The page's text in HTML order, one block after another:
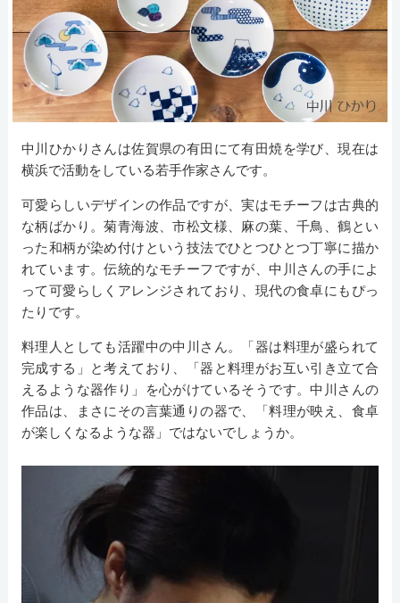
中川ひかりさんは佐賀県の有田にて有田焼を学び、現在は
横浜で活動をしている若手作家さんです。
可愛らしいデザインの作品ですが、実はモチーフは古典的
な柄ばかり。菊青海波、市松文様、麻の葉、千鳥、鶴とい
った和柄が染め付けという技法でひとつひとつ丁寧に描か
れています。伝統的なモチーフですが、中川さんの手によ
って可愛らしくアレンジされており、現代の食卓にもぴっ
たりです。
料理人としても活躍中の中川さん。「器は料理が盛られて
完成する」と考えており、「器と料理がお互い引き立て合
えるような器作り」を心がけているそうです。中川さんの
作品は、まさにその言葉通りの器で、「料理が映え、食卓
が楽しくなるような器」ではないでしょうか。